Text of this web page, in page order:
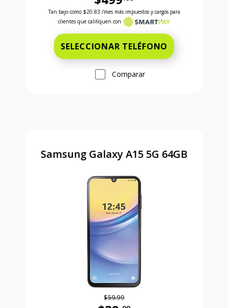
Antes el precio era 599 dollars and 99 cents
Tan bajo como $20.83 /mes más impuestos y cargos para
clientes que califiquen con
SELECCIONAR TELÉFONO
Comparar
Samsung Galaxy A15 5G 64GB
$59.99